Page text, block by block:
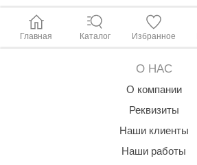
печи
Главная Каталог Избранное
О НАС
О компании
Реквизиты
Наши клиенты
Наши работы